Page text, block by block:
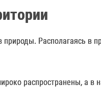
Располагаясь в
распространены, а